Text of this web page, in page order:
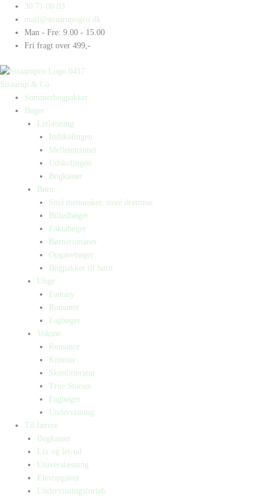
indholdet
30 71 00 03
mail@straarupogco.dk
Man - Fre: 9.00 - 15.00
Fri fragt over 499,-
Straarup & Co
Sommerbogpakker
Bøger
Letlæsning
Indskolingen
Mellemtrinnet
Udskolingen
Bogkasser
Børn
Små mennesker, store drømme
Billedbøger
Faktabøger
Børneromaner
Opgavebøger
Bogpakker til børn
Unge
Fantasy
Romaner
Fagbøger
Voksne
Romance
Krimier
Skønlitteratur
True Stories
Fagbøger
Undervisning
Til lærere
Bogkasser
Lix og let-tal
Universlæsning
Elevopgaver
Undervisningsforløb
Products
search
Products
search